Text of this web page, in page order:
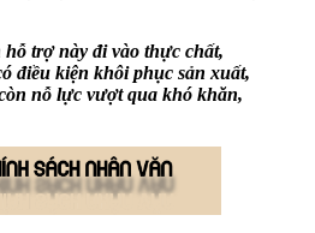
trợ này đi vào thực chất,
điều kiện khôi phục sản xuất,
nỗ lực vượt qua khó khăn,